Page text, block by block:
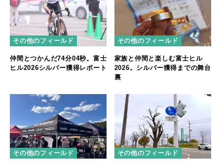
その他のフィールド
仲間とつかんだ74分04秒。富士
ヒル2026シルバー獲得レポート
その他のフィールド
家族と仲間と楽しむ富士ヒル
2026。シルバー獲得までの舞台
裏
その他のフィールド その他のフィールド